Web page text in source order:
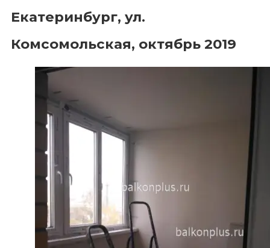
Екатеринбург, ул.
Комсомольская, октябрь 2019